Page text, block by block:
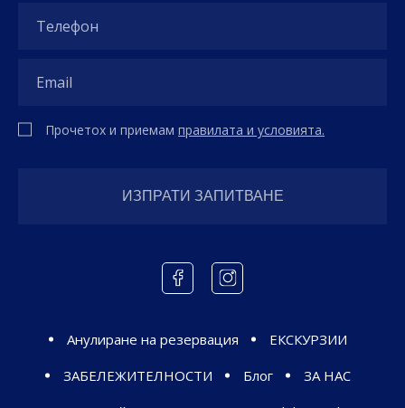
Прочетох и приемам правилата и условията.
Анулиране на резервация
ЕКСКУРЗИИ
ЗАБЕЛЕЖИТЕЛНОСТИ
Блог
ЗА НАС